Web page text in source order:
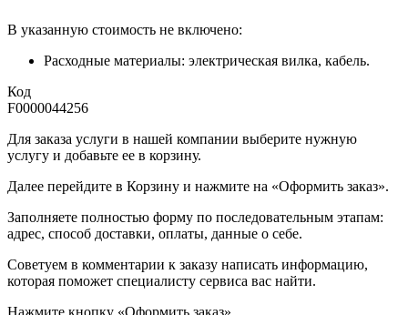
В указанную стоимость не включено:
Расходные материалы: электрическая вилка, кабель.
Код
F0000044256
Для заказа услуги в нашей компании выберите нужную
услугу и добавьте ее в корзину.
Далее перейдите в Корзину и нажмите на «Оформить заказ».
​​​​​​​Заполняете полностью форму по последовательным этапам:
адрес, способ доставки, оплаты, данные о себе.
​​​​​​​Советуем в комментарии к заказу написать информацию,
которая поможет специалисту сервиса вас найти.
​​​​​​​Нажмите кнопку «Оформить заказ».